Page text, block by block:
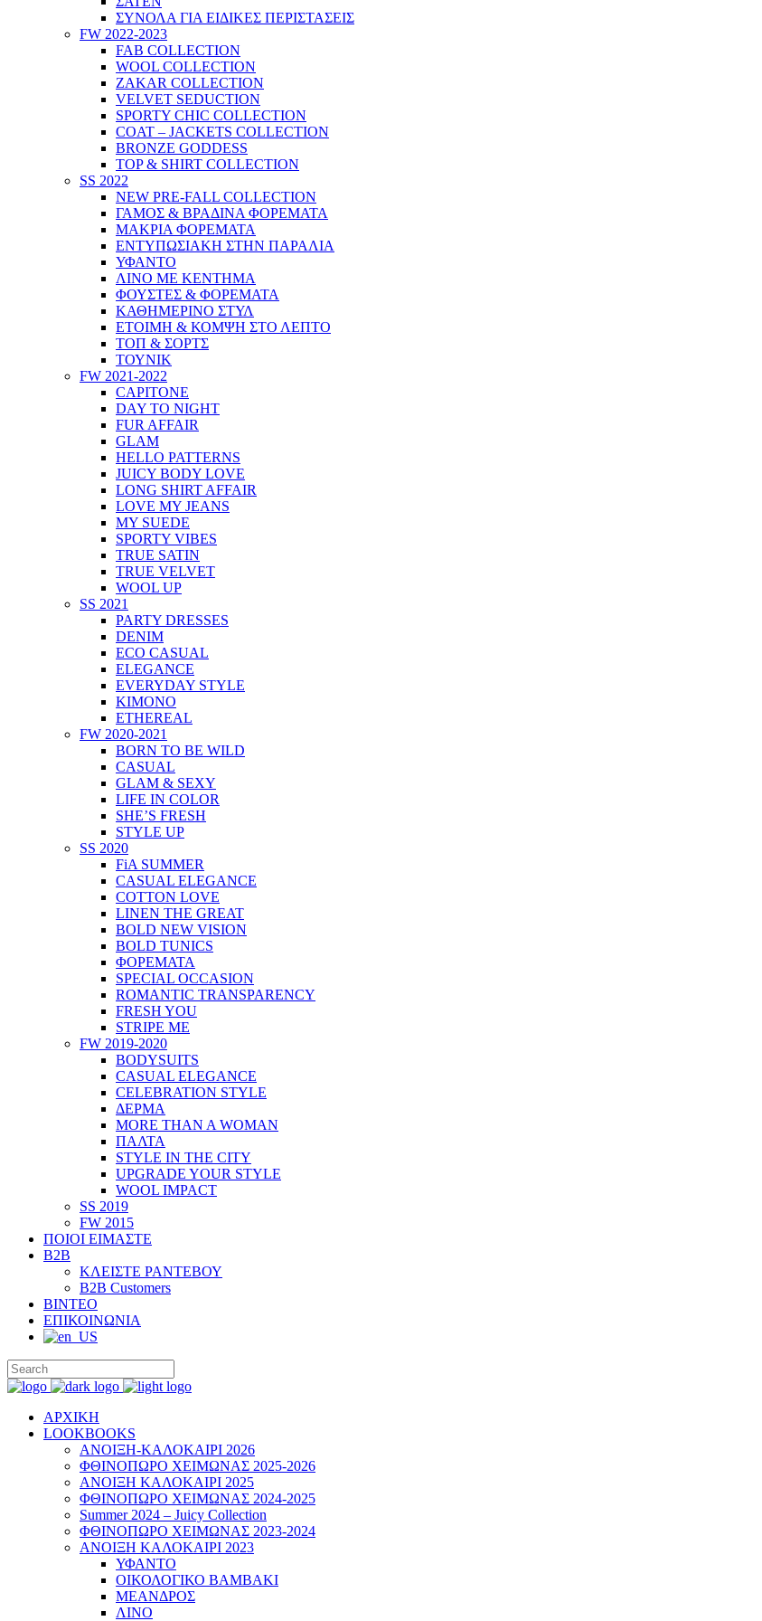
ΣΥΝΟΛΑ ΓΙΑ ΕΙΔΙΚΕΣ ΠΕΡΙΣΤΑΣΕΙΣ
FW 2022-2023
FAB COLLECTION
WOOL COLLECTION
ZAKAR COLLECTION
VELVET SEDUCTION
SPORTY CHIC COLLECTION
COAT – JACKETS COLLECTION
BRONZE GODDESS
TOP & SHIRT COLLECTION
SS 2022
NEW PRE-FALL COLLECTION
ΓΑΜΟΣ & ΒΡΑΔΙΝΑ ΦΟΡΕΜΑΤΑ
ΜΑΚΡΙΑ ΦΟΡΕΜΑΤΑ
ΕΝΤΥΠΩΣΙΑΚΗ ΣΤΗΝ ΠΑΡΑΛΙΑ
ΥΦΑΝΤΟ
ΛΙΝΟ ΜΕ ΚΕΝΤΗΜΑ
ΦΟΥΣΤΕΣ & ΦΟΡΕΜΑΤΑ
ΚΑΘΗΜΕΡΙΝΟ ΣΤΥΛ
ΕΤΟΙΜΗ & ΚΟΜΨΗ ΣΤΟ ΛΕΠΤΟ
ΤΟΠ & ΣΟΡΤΣ
ΤΟΥΝΙΚ
FW 2021-2022
CAPITONE
DAY TO NIGHT
FUR AFFAIR
GLAM
HELLO PATTERNS
JUICY BODY LOVE
LONG SHIRT AFFAIR
LOVE MY JEANS
MY SUEDE
SPORTY VIBES
TRUE SATIN
TRUE VELVET
WOOL UP
SS 2021
PARTY DRESSES
DENIM
ECO CASUAL
ELEGANCE
EVERYDAY STYLE
KIMONO
ETHEREAL
FW 2020-2021
BORN TO BE WILD
CASUAL
GLAM & SEXY
LIFE IN COLOR
SHE’S FRESH
STYLE UP
SS 2020
FiA SUMMER
CASUAL ELEGANCE
COTTON LOVE
LINEN THE GREAT
BOLD NEW VISION
BOLD TUNICS
ΦΟΡΕΜΑΤΑ
SPECIAL OCCASION
ROMANTIC TRANSPARENCY
FRESH YOU
STRIPE ME
FW 2019-2020
BODYSUITS
CASUAL ELEGANCE
CELEBRATION STYLE
ΔΕΡΜΑ
MORE THAN A WOMAN
ΠΑΛΤΑ
STYLE IN THE CITY
UPGRADE YOUR STYLE
WOOL IMPACT
SS 2019
FW 2015
ΠΟΙΟΙ ΕΙΜΑΣΤΕ
B2B
ΚΛΕΙΣΤΕ ΡΑΝΤΕΒΟΥ
B2B Customers
ΒΙΝΤΕΟ
ΕΠΙΚΟΙΝΩΝΙΑ
ΑΡΧΙΚΗ
LOOKBOOKS
ΑΝΟΙΞΗ-ΚΑΛΟΚΑΙΡΙ 2026
ΦΘΙΝΟΠΩΡΟ ΧΕΙΜΩΝΑΣ 2025-2026
ΑΝΟΙΞΗ ΚΑΛΟΚΑΙΡΙ 2025
ΦΘΙΝΟΠΩΡΟ ΧΕΙΜΩΝΑΣ 2024-2025
Summer 2024 – Juicy Collection
ΦΘΙΝΟΠΩΡΟ ΧΕΙΜΩΝΑΣ 2023-2024
ΑΝΟΙΞΗ ΚΑΛΟΚΑΙΡΙ 2023
ΥΦΑΝΤΟ
ΟΙΚΟΛΟΓΙΚΟ ΒΑΜΒΑΚΙ
ΜΕΑΝΔΡΟΣ
ΛΙΝΟ